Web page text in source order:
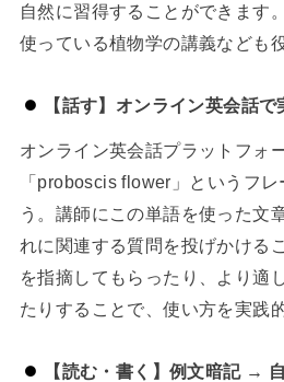
自然に習得することができます
使っている植物学の講義なども
【話す】オンライン英会話
オンライン英会話プラットフォ
「proboscis flower」というフ
う。講師にこの単語を使った文
れに関連する質問を投げかける
を指摘してもらったり、より適
たりすることで、使い方を実践
【読む・書く】例文暗記 →